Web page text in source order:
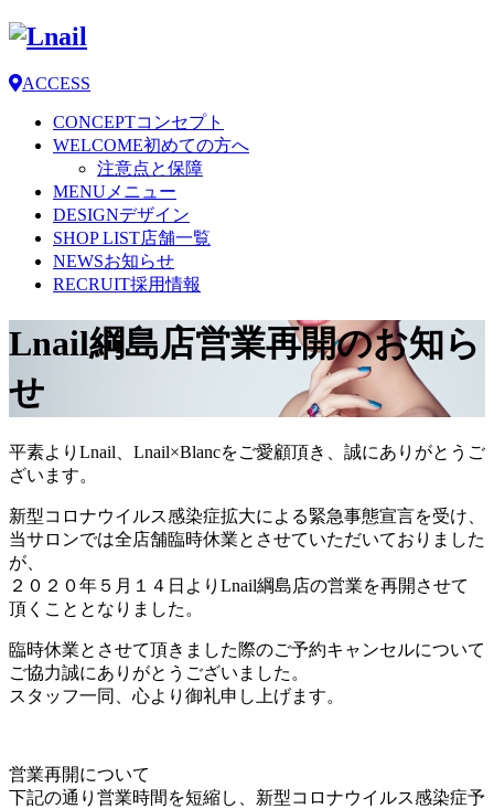
ACCESS
CONCEPTコンセプト
WELCOME初めての方へ
注意点と保障
MENU メニュー
DESIGNデザイン
SHOP LIST店舗一覧
NEWSお知らせ
RECRUIT採用情報
Lnail綱島店営業再開のお知ら
せ
平素よりLnail、Lnail×Blancをご愛顧頂き、誠にありがとうご
ざいます。
新型コロナウイルス感染症拡大による緊急事態宣言を受け、
当サロンでは全店舗臨時休業とさせていただいておりました
が、
２０２０年５月１４日よりLnail綱島店の営業を再開させて
頂くこととなりました。
臨時休業とさせて頂きました際のご予約キャンセルについて
ご協力誠にありがとうございました。
スタッフ一同、心より御礼申し上げます。
営業再開について
下記の通り営業時間を短縮し、新型コロナウイルス感染症予